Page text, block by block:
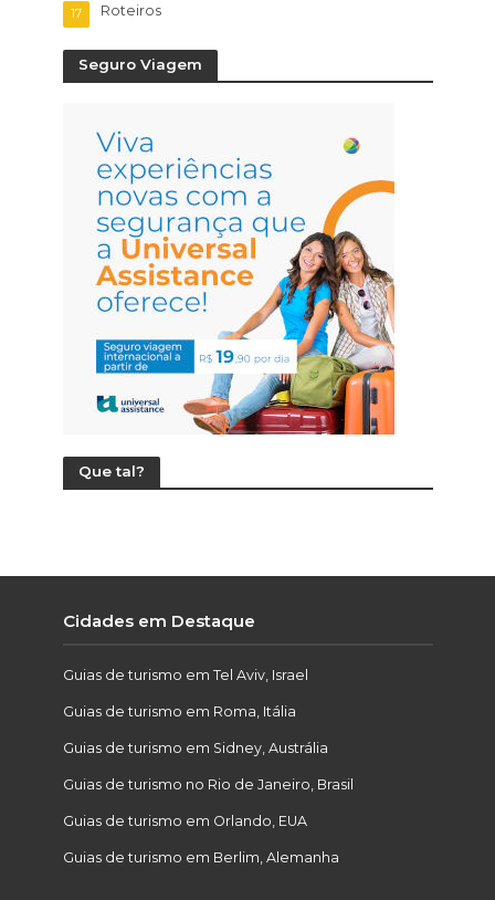
Roteiros
17
Seguro Viagem
Que tal?
Cidades em Destaque
Guias de turismo em Tel Aviv, Israel
Guias de turismo em Roma, Itália
Guias de turismo em Sidney, Austrália
Guias de turismo no Rio de Janeiro, Brasil
Guias de turismo em Orlando, EUA
Guias de turismo em Berlim, Alemanha